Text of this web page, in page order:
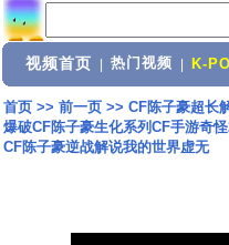
视频首页 热门视频 K-
首页>> 前一页>> CF陈子豪超长
爆破CF陈子豪生化系列CF手游奇
CF陈子豪逆战解说我的世界虚无